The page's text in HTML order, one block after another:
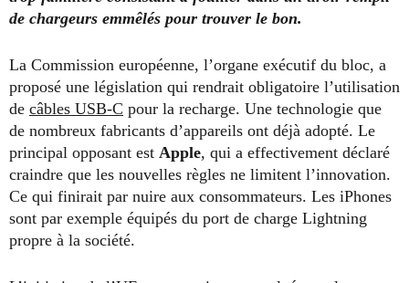
de chargeurs emmêlés pour trouver le bon.
La Commission européenne, l’organe exécutif du bloc, a
proposé une législation qui rendrait obligatoire l’utilisation
de câbles USB-C pour la recharge. Une technologie que
de nombreux fabricants d’appareils ont déjà adopté. Le
principal opposant est Apple, qui a effectivement déclaré
craindre que les nouvelles règles ne limitent l’innovation.
Ce qui finirait par nuire aux consommateurs. Les iPhones
sont par exemple équipés du port de charge Lightning
propre à la société.